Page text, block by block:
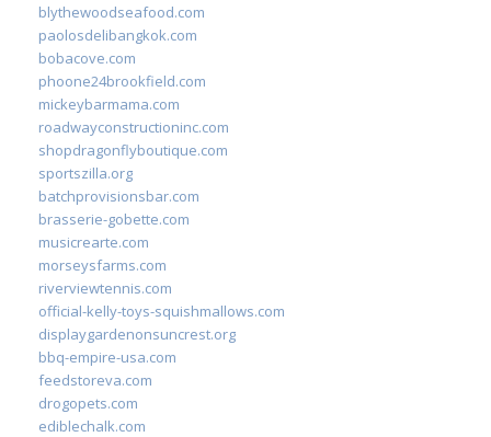
blythewoodseafood.com
paolosdelibangkok.com
bobacove.com
phoone24brookfield.com
mickeybarmama.com
roadwayconstructioninc.com
shopdragonflyboutique.com
sportszilla.org
batchprovisionsbar.com
brasserie-gobette.com
musicrearte.com
morseysfarms.com
riverviewtennis.com
official-kelly-toys-squishmallows.com
displaygardenonsuncrest.org
bbq-empire-usa.com
feedstoreva.com
drogopets.com
ediblechalk.com